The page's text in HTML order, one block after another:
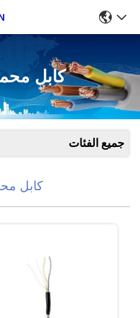
كابل
جميع الفئات
كابل